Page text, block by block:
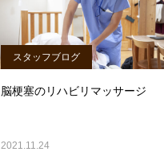
スタッフブログ
脳梗塞のリハビリマッサージ
2021.11.24